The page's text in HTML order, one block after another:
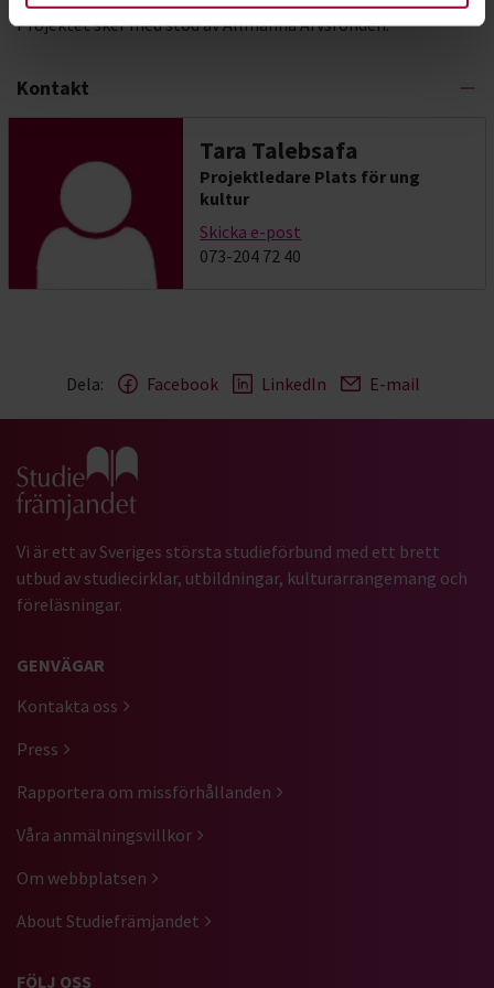
Projektet sker med stöd av Allmänna Arvsfonden.
Kontakt
Tara Talebsafa
Projektledare Plats för ung
kultur
Skicka e-post
073-204 72 40
Dela: Facebook LinkedIn E-mail
Gå till studiefrämjandets startsida
Vi är ett av Sveriges största studieförbund med ett brett
utbud av studiecirklar, utbildningar, kulturarrangemang och
föreläsningar.
GENVÄGAR
Kontakta oss
Press
Rapportera om missförhållanden
Våra anmälningsvillkor
Om webbplatsen
About Studiefrämjandet
FÖLJ OSS